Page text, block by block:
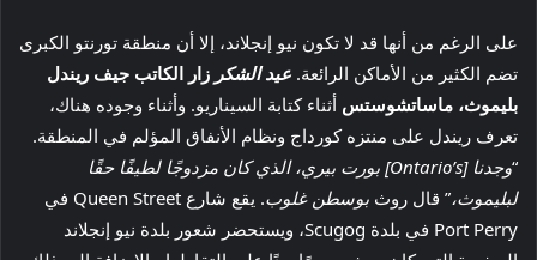
على الرغم من أنها قد لا تكون نيو إنجلاند، إلا أن منطقة تورنتو الكبرى
تضم الكثير من الأماكن الرائعة. عيد الشكر زار الكاتب جيف ريندل
بليموث، ماساتشوستس أثناء كتابة السيناريو. وأثناء وجوده هناك،
تعرف ريندل على منتزه كورداج ونظام الأنفاق المؤلم في المنطقة.
“
وجدنا [Ontario’s] بورت بيري، الذي كان مزدوجًا لطيفًا حقًا
لبليموث،” قال روث بوسطن غلوب
. يقع شارع Queen Street في
Port Perry في بلدة Scugog، ويستحضر شعور بلدة نيو إنجلاند